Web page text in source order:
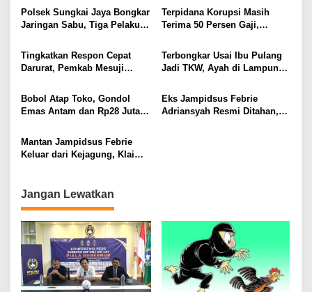
Pertanggungjawaban APBD
2025
Kepastian Hukum Tak Boleh
Berlarut
Polsek Sungkai Jaya Bongkar
Jaringan Sabu, Tiga Pelaku
Terpidana Korupsi Masih
Terima 50 Persen Gaji,
Tunggu Keputusan BKN
Tingkatkan Respon Cepat
Darurat, Pemkab Mesuji
Layanan Nomor Tunggal 112
Terbongkar Usai Ibu Pulang
Jadi TKW, Ayah di Lampung
Kandung Selama Empat
Tahun, Nyaris Diamuk Massa
Bobol Atap Toko, Gondol
Emas Antam dan Rp28 Juta!
Bersama Reskrim Polsek
Kotabumi Kota Bekuk
Komplotan Curat
Eks Jampidsus Febrie
Adriansyah Resmi Ditahan,
Mantan Jampidsus Febrie
Keluar dari Kejagung, Klaim
Jangan Lewatkan